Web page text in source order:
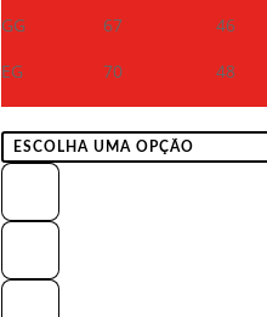
GG
67
46
EG
70 48